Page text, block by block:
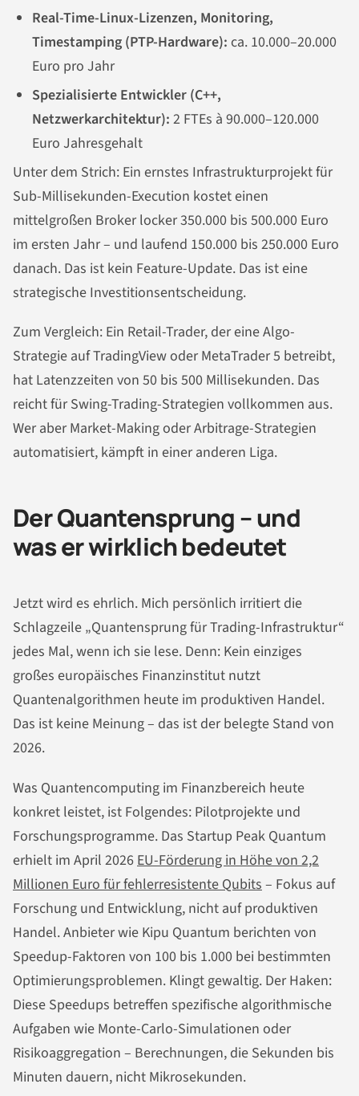
Real-Time-Linux-Lizenzen, Monitoring,
Timestamping (PTP-Hardware): ca. 10.000–20.000
Euro pro Jahr
Spezialisierte Entwickler (C++,
Netzwerkarchitektur): 2 FTEs à 90.000–120.000
Euro Jahresgehalt
Unter dem Strich: Ein ernstes Infrastrukturprojekt für
Sub-Millisekunden-Execution kostet einen
mittelgroßen Broker locker 350.000 bis 500.000 Euro
im ersten Jahr – und laufend 150.000 bis 250.000 Euro
danach. Das ist kein Feature-Update. Das ist eine
strategische Investitionsentscheidung.
Zum Vergleich: Ein Retail-Trader, der eine Algo-
Strategie auf TradingView oder MetaTrader 5 betreibt,
hat Latenzzeiten von 50 bis 500 Millisekunden. Das
reicht für Swing-Trading-Strategien vollkommen aus.
Wer aber Market-Making oder Arbitrage-Strategien
automatisiert, kämpft in einer anderen Liga.
Der Quantensprung – und
was er wirklich bedeutet
Jetzt wird es ehrlich. Mich persönlich irritiert die
Schlagzeile „Quantensprung für Trading-Infrastruktur“
jedes Mal, wenn ich sie lese. Denn: Kein einziges
großes europäisches Finanzinstitut nutzt
Quantenalgorithmen heute im produktiven Handel.
Das ist keine Meinung – das ist der belegte Stand von
2026.
Was Quantencomputing im Finanzbereich heute
konkret leistet, ist Folgendes: Pilotprojekte und
Forschungsprogramme. Das Startup Peak Quantum
erhielt im April 2026 EU-Förderung in Höhe von 2,2
Millionen Euro für fehlerresistente Qubits – Fokus auf
Forschung und Entwicklung, nicht auf produktiven
Handel. Anbieter wie Kipu Quantum berichten von
Speedup-Faktoren von 100 bis 1.000 bei bestimmten
Optimierungsproblemen. Klingt gewaltig. Der Haken:
Diese Speedups betreffen spezifische algorithmische
Aufgaben wie Monte-Carlo-Simulationen oder
Risikoaggregation – Berechnungen, die Sekunden bis
Minuten dauern, nicht Mikrosekunden.